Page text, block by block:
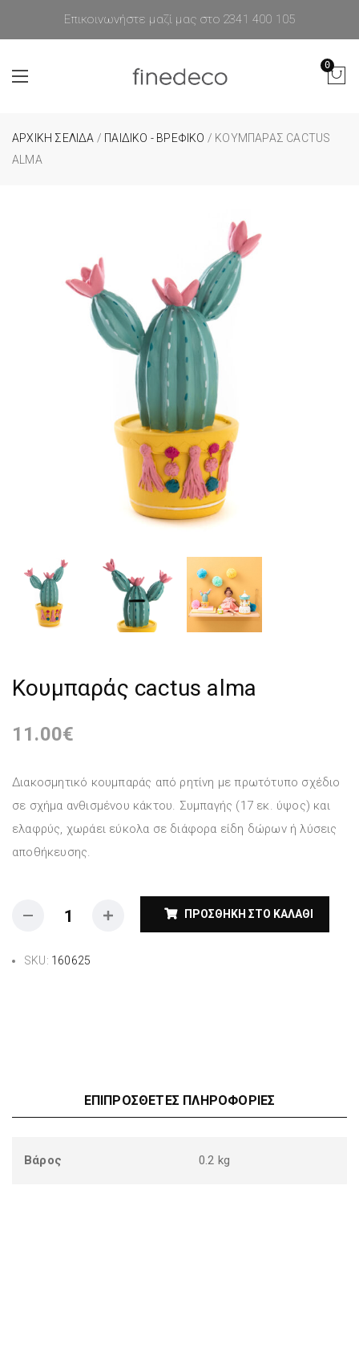
Επικοινωνήστε μαζί μας στο 2341 400 105
0
ΑΡΧΙΚΉ ΣΕΛΊΔΑ / ΠΑΙΔΙΚΟ - ΒΡΕΦΙΚΟ / ΚΟΥΜΠΑΡΆΣ CACTUS
ALMA
Κουμπαράς cactus alma
11.00€
Διακοσμητικό κουμπαράς από ρητίνη με πρωτότυπο σχέδιο
σε σχήμα ανθισμένου κάκτου. Συμπαγής (17 εκ. ύψος) και
ελαφρύς, χωράει εύκολα σε διάφορα είδη δώρων ή λύσεις
αποθήκευσης.
ΠΡΟΣΘΉΚΗ ΣΤΟ ΚΑΛΆΘΙ
SKU: 160625
ΕΠΙΠΡΌΣΘΕΤΕΣ ΠΛΗΡΟΦΟΡΊΕΣ
Βάρος 0.2 kg